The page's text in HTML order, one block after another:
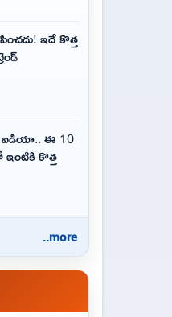
ఇదే కొత్త
ఐడియా.. ఈ 10
కొత్త
..more